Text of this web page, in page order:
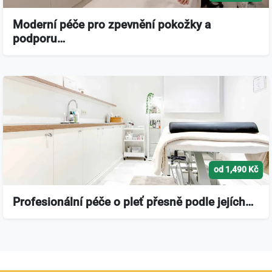
Moderní péče pro zpevnění pokožky a
podporu…
od 1,490 Kč
Profesionální péče o pleť přesně podle jejích…